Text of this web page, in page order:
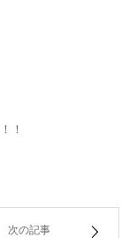
！
次の記事